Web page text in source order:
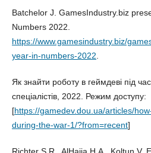
Batchelor J. GamesIndustry.biz
Numbers 2022.
https://www.gamesindustry.biz/
year-in-numbers-2022
Як знайти роботу в геймдеві під час
спеціалістів, 2022. Режим доступу:
[https://gamedev.dou.ua/articles/
during-the-war-1/?from=recent]